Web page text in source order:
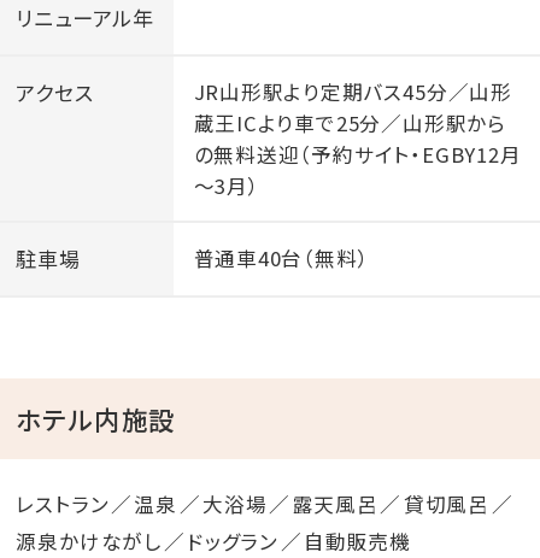
リニューアル年
アクセス
JR山形駅より定期バス45分／山形
蔵王ICより車で25分／山形駅から
の無料送迎（予約サイト・EGBY12月
～3月）
駐車場 普通車40台（無料）
ホテル内施設
レストラン 温泉 大浴場 露天風呂
貸切風呂
源泉かけながし
ドッグラン 自動販売機